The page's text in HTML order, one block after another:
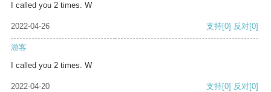
I called you 2 times. W
2022-04-26 支持[0] 反对[0]
游客
I called you 2 times. W
2022-04-20 支持[0] 反对[0]